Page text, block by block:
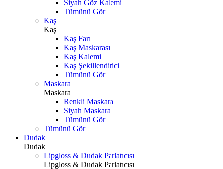
Siyah Göz Kalemi
Tümünü Gör
Kaş
Kaş
Kaş Farı
Kaş Maskarası
Kaş Kalemi
Kaş Şekillendirici
Tümünü Gör
Maskara
Maskara
Renkli Maskara
Siyah Maskara
Tümünü Gör
Tümünü Gör
Dudak
Dudak
Lipgloss & Dudak Parlatıcısı
Lipgloss & Dudak Parlatıcısı